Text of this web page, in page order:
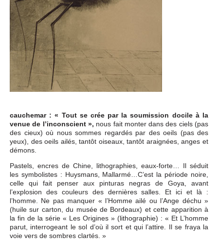
cauchemar : « Tout se crée par la soumission docile à la
venue de l’inconscient », nous fait monter dans des ciels (pas
des cieux) où nous sommes regardés par des oeils (pas des
yeux), des oeils ailés, tantôt oiseaux, tantôt araignées, anges et
démons.
Pastels, encres de Chine, lithographies, eaux-forte… Il séduit
les symbolistes : Huysmans, Mallarmé…C’est la période noire,
celle qui fait penser aux pinturas negras de Goya, avant
l’explosion des couleurs des dernières salles. Et ici et là :
l’homme. Ne pas manquer « l’Homme ailé ou l’Ange déchu »
(huile sur carton, du musée de Bordeaux) et cette apparition à
la fin de la série « Les Origines » (lithographie) : « Et L’homme
parut, interrogeant le sol d’où il sort et qui l’attire. Il se fraya la
voie vers de sombres clartés. »